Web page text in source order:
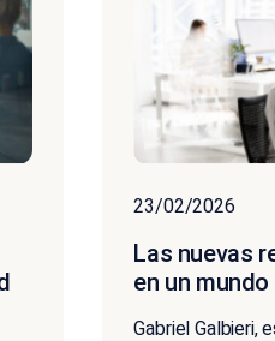
23/02/2026
Las nuevas
en un
Gabriel Galbieri,